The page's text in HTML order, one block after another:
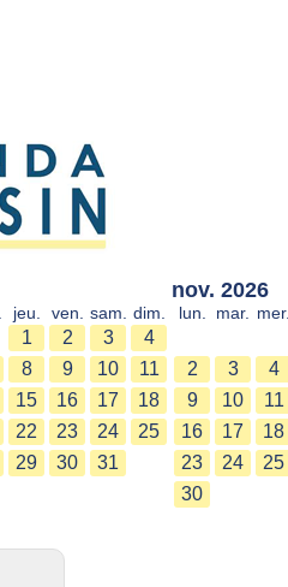
jeu. ven. sam. dim.
1 2 3
4
8 9 10
11
15 16 17
18
22 23 24
25
29 30 31
nov. 2026
lun. mar. mer.
2
3 4
9
10 11
16
17 18
23
24 25
30